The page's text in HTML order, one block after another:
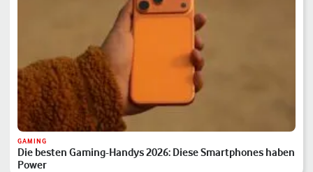
GAMING
Die besten Gaming-Handys 2026: Diese Smartphones haben
Power